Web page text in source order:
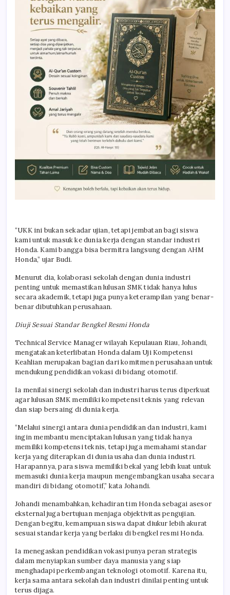
“UKK ini bukan sekadar ujian, tetapi jembatan bagi siswa
kami untuk masuk ke dunia kerja dengan standar industri
Honda. Kami bangga bisa bermitra langsung dengan AHM
Honda,” ujar Budi.
Menurut dia, kolaborasi sekolah dengan dunia industri
penting untuk memastikan lulusan SMK tidak hanya lulus
secara akademik, tetapi juga punya keterampilan yang benar-
benar dibutuhkan perusahaan.
Diuji Sesuai Standar Bengkel Resmi Honda
Technical Service Manager wilayah Kepulauan Riau, Johandi,
mengatakan keterlibatan Honda dalam Uji Kompetensi
Keahlian merupakan bagian dari komitmen perusahaan untuk
mendukung pendidikan vokasi di bidang otomotif.
Ia menilai sinergi sekolah dan industri harus terus diperkuat
agar lulusan SMK memiliki kompetensi teknis yang relevan
dan siap bersaing di dunia kerja.
“Melalui sinergi antara dunia pendidikan dan industri, kami
ingin membantu menciptakan lulusan yang tidak hanya
memiliki kompetensi teknis, tetapi juga memahami standar
kerja yang diterapkan di dunia usaha dan dunia industri.
Harapannya, para siswa memiliki bekal yang lebih kuat untuk
memasuki dunia kerja maupun mengembangkan usaha secara
mandiri di bidang otomotif,” kata Johandi.
Johandi menambahkan, kehadiran tim Honda sebagai asesor
eksternal juga bertujuan menjaga objektivitas pengujian.
Dengan begitu, kemampuan siswa dapat diukur lebih akurat
sesuai standar kerja yang berlaku di bengkel resmi Honda.
Ia menegaskan pendidikan vokasi punya peran strategis
dalam menyiapkan sumber daya manusia yang siap
menghadapi perkembangan teknologi otomotif. Karena itu,
kerja sama antara sekolah dan industri dinilai penting untuk
terus dijaga.